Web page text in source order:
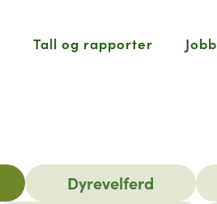
Tall og rapporter Jobb
Dyrevelferd